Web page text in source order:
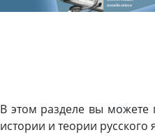
В этом разделе вы можете
истории и теории